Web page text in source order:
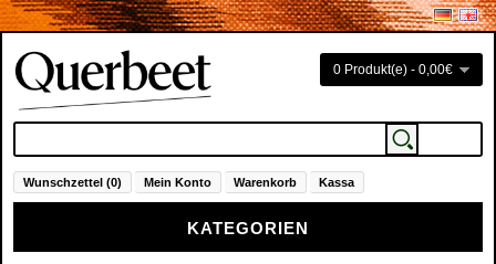
0 Produkt(e) - 0,00€
Wunschzettel (0) Mein Konto Warenkorb Kassa
KATEGORIEN